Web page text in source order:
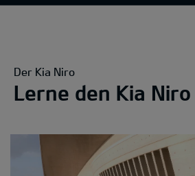
Konnektivität
360°-Darstellung
Ausstattungslinien
Der Kia Niro
Lerne den Kia